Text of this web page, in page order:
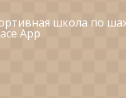
школа по
App